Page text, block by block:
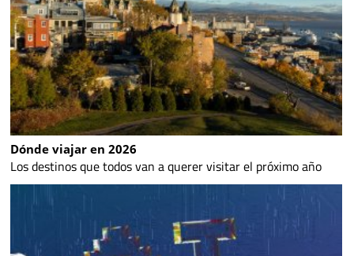
Dónde viajar en 2026
Los destinos que todos van a querer visitar el próximo año